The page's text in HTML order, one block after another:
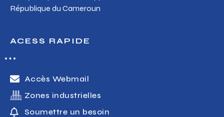
République du Cameroun
ACESS RAPIDE
Accès Webmail
Zones industrielles
Soumettre un besoin